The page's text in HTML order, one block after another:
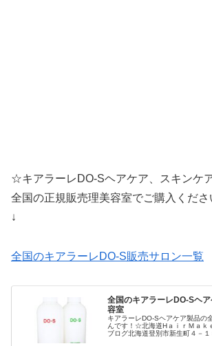
☆キアラーレDO-Sヘアケア、スキンケ
全国の正規販売理美容室でご購入くださ
↓
全国のキアラーレDO-S販売サロン一覧
全国のキアラーレDO-Sヘ
容室
キアラーレDO-Sヘアケア製品の
んです！☆北海道HａｉｒＭａｋ
ブログ北海道登別市新生町４－